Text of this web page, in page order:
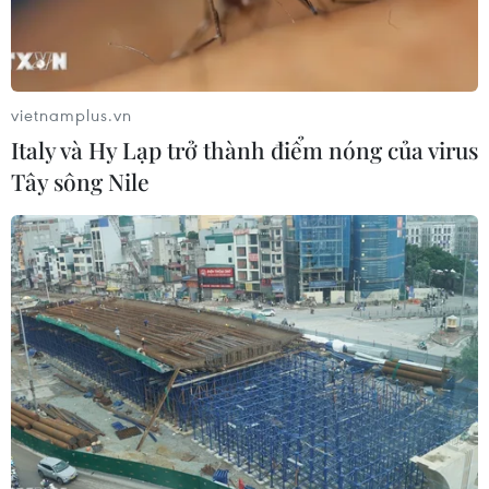
(Vietnam+)
#Sự phát triển của mạng xã hội Threads
#Mốc người dùng 500 triệu
#Cập nhật tính năng cộng đồng
vietnamplus.vn
Italy và Hy Lạp trở thành điểm nóng của virus
Tây sông Nile